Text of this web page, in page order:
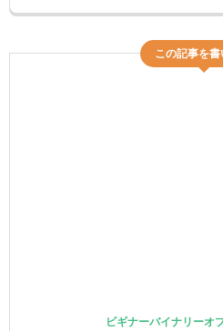
この記事を書
ビギナーバイナリー